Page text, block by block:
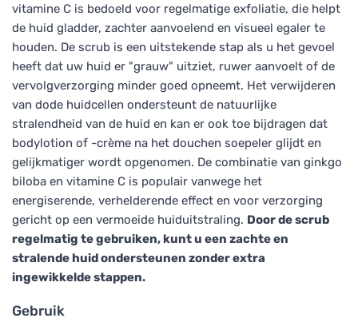
vitamine C is bedoeld voor regelmatige exfoliatie, die helpt
de huid gladder, zachter aanvoelend en visueel egaler te
houden. De scrub is een uitstekende stap als u het gevoel
heeft dat uw huid er "grauw" uitziet, ruwer aanvoelt of de
vervolgverzorging minder goed opneemt. Het verwijderen
van dode huidcellen ondersteunt de natuurlijke
stralendheid van de huid en kan er ook toe bijdragen dat
bodylotion of -crème na het douchen soepeler glijdt en
gelijkmatiger wordt opgenomen. De combinatie van ginkgo
biloba en vitamine C is populair vanwege het
energiserende, verhelderende effect en voor verzorging
gericht op een vermoeide huiduitstraling. Door de scrub
regelmatig te gebruiken, kunt u een zachte en
stralende huid ondersteunen zonder extra
ingewikkelde stappen.
Gebruik